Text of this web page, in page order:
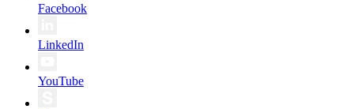
Facebook
LinkedIn
YouTube